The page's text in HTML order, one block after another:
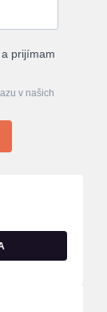
prijímam
v našich